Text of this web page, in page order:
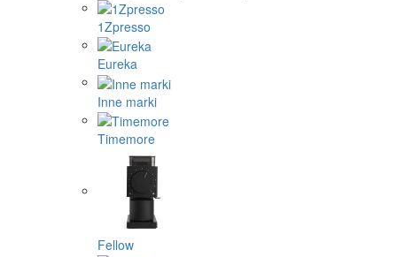
1Zpresso
Eureka
Inne marki
Timemore
Fellow